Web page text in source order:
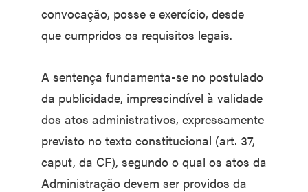
convocação, posse e exercício, desde
que cumpridos os requisitos legais.
A sentença fundamenta-se no postulado
da publicidade, imprescindível à validade
dos atos administrativos, expressamente
previsto no texto constitucional (art. 37,
caput, da CF), segundo o qual os atos da
Administração devem ser providos da